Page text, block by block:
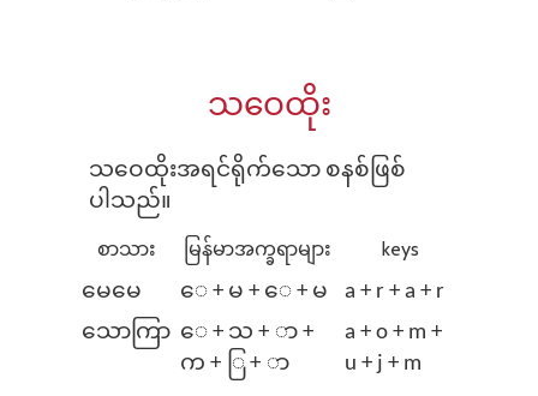
သဝေထိုး
သဝေထိုးအရင်ရိုက်သော စနစ်ဖြစ်
ပါသည်။
စာသား မြန်မာအက္ခရာများ
keys
မေမေ
⁠ေ + မ + ⁠ေ + မ
a + r + a + r
သောကြာ ⁠ေ + သ + ာ +
က + ြ + ာ
a + o + m +
u + j + m